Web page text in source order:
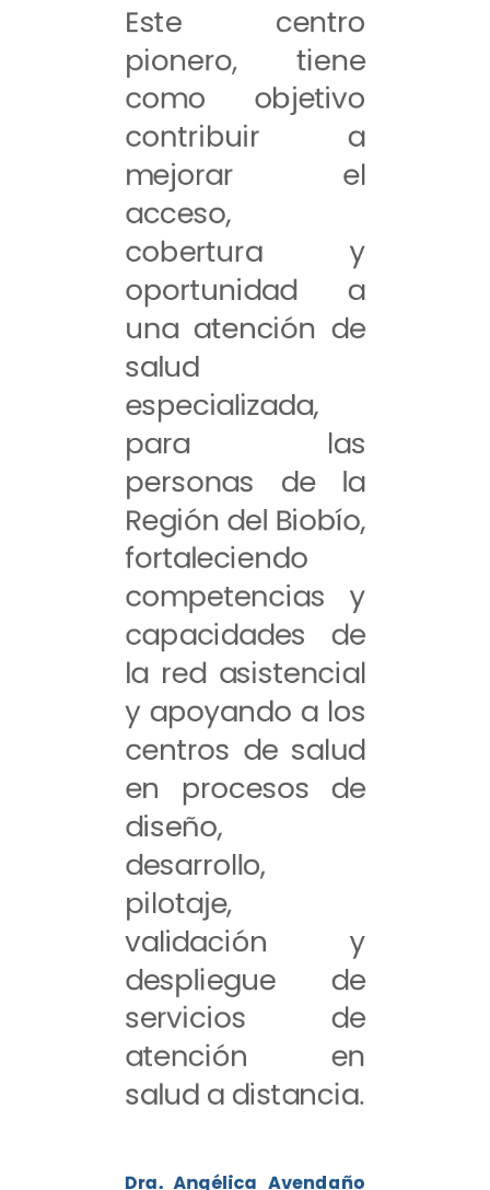
Este centro
pionero, tiene
como objetivo
contribuir a
mejorar el
acceso,
cobertura y
oportunidad a
una atención de
salud
especializada,
para las
personas de la
Región del Biobío,
fortaleciendo
competencias y
capacidades de
la red asistencial
y apoyando a los
centros de salud
en procesos de
diseño,
desarrollo,
pilotaje,
validación y
despliegue de
servicios de
atención en
salud a distancia.
Dra. Angélica Avendaño